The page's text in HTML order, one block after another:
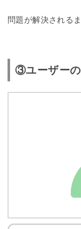
問題が解決される
③ユーザー